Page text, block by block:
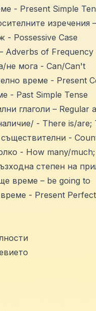
- Present Simple
изречения
- Possessive Case
Adverbs of Frequency
не мога - Can/Can't
време - Present
- Past Simple Tense
глаголи – Regular
- There is/are;
-
- How many/
степен на
време – be going to
- Present